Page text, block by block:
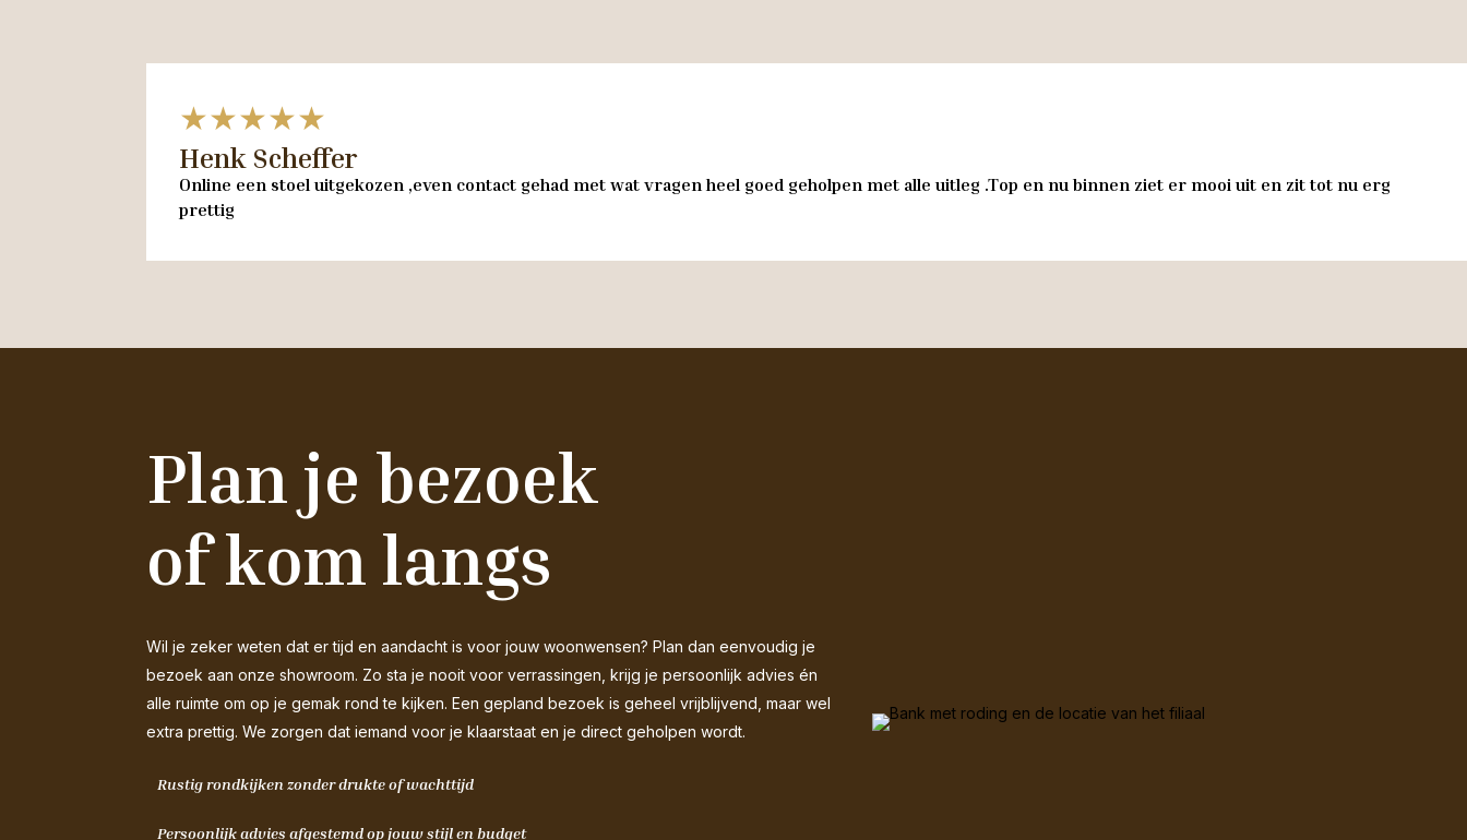
★★★★★
Henk Scheffer
Online een stoel uitgekozen ,even contact gehad met wat vragen heel goed geholpen met alle uitleg .Top en nu binnen ziet er mooi uit en zit tot nu erg
prettig
Plan je bezoek
of kom langs
Wil je zeker weten dat er tijd en aandacht is voor jouw woonwensen? Plan dan eenvoudig je
bezoek aan onze showroom. Zo sta je nooit voor verrassingen, krijg je persoonlijk advies én
alle ruimte om op je gemak rond te kijken. Een gepland bezoek is geheel vrijblijvend, maar wel
extra prettig. We zorgen dat iemand voor je klaarstaat en je direct geholpen wordt.
Rustig rondkijken zonder drukte of wachttijd
Persoonlijk advies afgestemd op jouw stijl en budget